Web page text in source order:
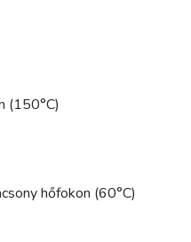
(150°C)
hőfokon (60°C)